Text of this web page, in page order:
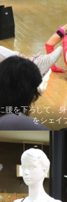
腰を下ろして、
をシェイ